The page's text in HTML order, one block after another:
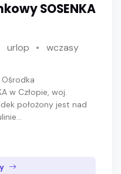
SOSENKA
urlop
wczasy
w Człopie, woj.
położony jest nad